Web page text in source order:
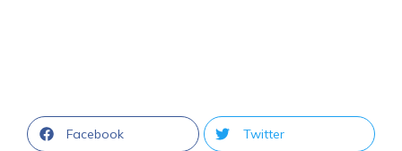
Facebook Twitter